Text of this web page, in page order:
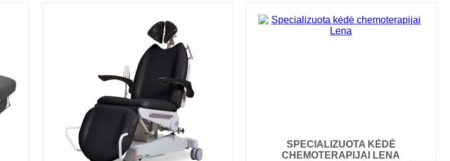
SPECIALIZUOTA KĖDĖ
CHEMOTERAPIJAI LENA